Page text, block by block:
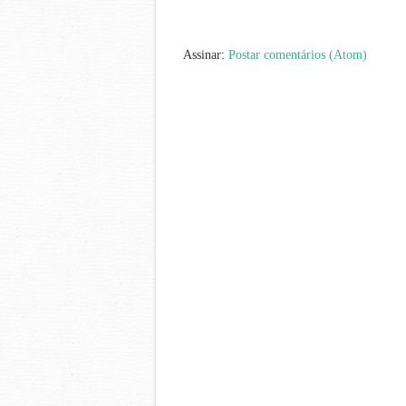
Assinar: Postar comentários (Atom)